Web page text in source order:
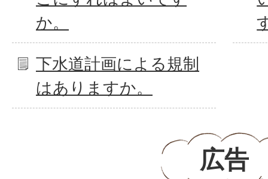
か。
下水道計画による規制
はありますか。
広告